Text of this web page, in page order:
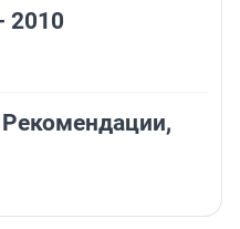
2010